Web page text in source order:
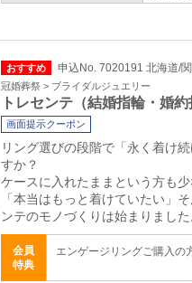
おすすめ 申込No. 7020191 北海道/
冠婚葬祭 > ブライダルジュエリー
トレセンテ（結婚指輪・婚約
画面提示クーポン
リング選びの段階で「永く着け
すか？
ケースに入れたままという方も少
「本当はもっと着けていたい」
ンテのモノづくりは始まりました
会員
特典
エンゲージリングご購入の